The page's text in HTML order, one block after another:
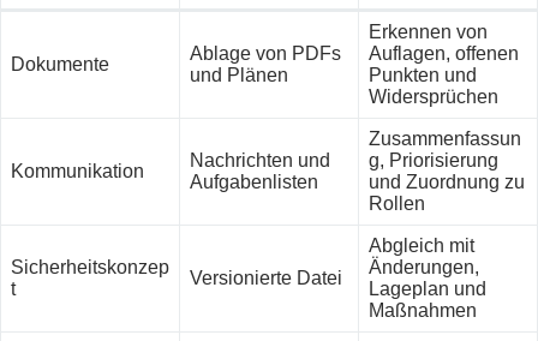
Dokumente
Ablage von PDFs
und Plänen
Erkennen von
Auflagen, offenen
Punkten und
Widersprüchen
Kommunikation
Nachrichten und
Aufgabenlisten
Zusammenfassun
g, Priorisierung
und Zuordnung zu
Rollen
Sicherheitskonzep
t
Versionierte Datei
Abgleich mit
Änderungen,
Lageplan und
Maßnahmen